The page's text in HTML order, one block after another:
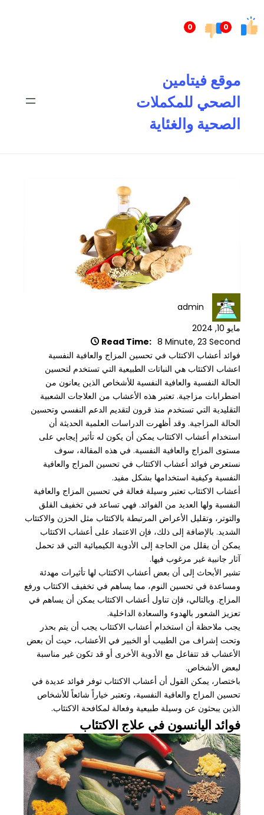
0
0إلى
موقع فيتامين
الصحي للمكملات
الصحية والغئاية
admin
مايو 10, 2024
Read Time: 8 Minute, 23 Second
فوائد أعشاب الاكتئاب في تحسين المزاج والعافية النفسية
اعشاب الاكتئاب هي النباتات الطبيعية التي تستخدم لتحسين
الحالة النفسية والعافية النفسية للأشخاص الذين يعانون من
اضطرابات مزاجية. تعتبر هذه الأعشاب من العلاجات الشعبية
التقليدية التي تستخدم منذ قرون لتقديم الدعم النفسي وتحسين
الحالة المزاجية. وقد أظهرت الدراسات العلمية الحديثة أن
استخدام أعشاب الاكتئاب يمكن أن يكون له تأثير إيجابي على
مستوى المزاج والعافية النفسية. في هذه المقالة، سوف
نستعرض فوائد أعشاب الاكتئاب في تحسين المزاج والعافية
النفسية وكيفية استخدامها بشكل مفيد.
أعشاب الاكتئاب تعتبر وسيلة فعالة في تحسين المزاج والعافية
النفسية ولها العديد من الفوائد. فهي تساعد في تخفيف القلق
والتوتر، وتقليل الأعراض المرتبطة بالاكتئاب مثل الحزن والاكتئاب
الشديد. بالإضافة إلى ذلك، فإن الاعتماد على أعشاب الاكتئاب
يمكن أن يقلل من الحاجة إلى الأدوية الكيميائية التي قد تحمل
آثار جانبية غير مرغوب فيها.
تشير الأبحاث إلى أن بعض أعشاب الاكتئاب لها تأثيرات مهدئة
ومساعدة في تحسين النوم، مما يساهم في تخفيف الاكتئاب ورفع
المزاج. وبالتالي، فإن تناول أعشاب الاكتئاب يمكن أن يساهم في
تعزيز الشعور بالهدوء والسعادة الداخلية.
يجب ملاحظة أن استخدام أعشاب الاكتئاب يجب أن يتم بحذر
وتحت إشراف من الطبيب أو الخبير في الأعشاب، حيث أن بعض
الأعشاب قد تتفاعل مع الأدوية الأخرى أو قد تكون غير مناسبة
لبعض الأشخاص.
باختصار، يمكن القول أن أعشاب الاكتئاب توفر فوائد عديدة في
تحسين المزاج والعافية النفسية، وتعتبر خياراً شائعاً للأشخاص
الذين يبحثون عن وسيلة طبيعية وفعالة لمكافحة الاكتئاب.
فوائد اليانسون في علاج الاكتئاب